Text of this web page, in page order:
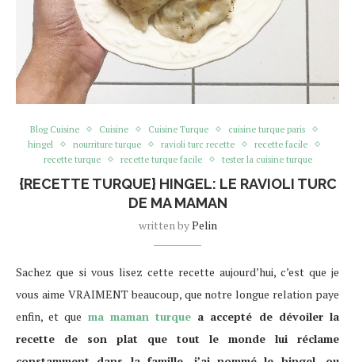
Blog Cuisine Cuisine Cuisine Turque
cuisine turque paris
hingel
nourriture turque ravioli turc recette
recette facile
recette turque
recette turque facile tester la cuisine turque
{RECETTE TURQUE} HINGEL: LE RAVIOLI TURC
DE MA MAMAN
written byPelin
Sachez que si vous lisez cette recette aujourd’hui, c’est que je
vous aime VRAIMENT beaucoup, que notre longue relation paye
enfin, et que ma maman turque a accepté de dévoiler la
recette de son plat que tout le monde lui réclame